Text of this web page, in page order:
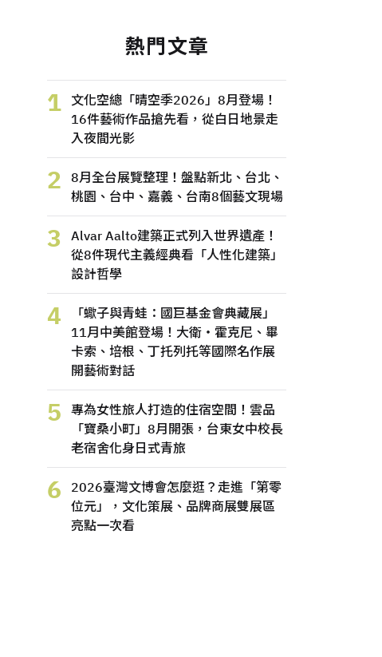
熱門文章
1
文化空總「晴空季2026」8月登場！
16件藝術作品搶先看，從白日地景走
入夜間光影
2
8月全台展覽整理！盤點新北、台北、
桃園、台中、嘉義、台南8個藝文現場
3
Alvar Aalto建築正式列入世界遺產！
從8件現代主義經典看「人性化建築」
設計哲學
4
「蠍子與青蛙：國巨基金會典藏展」
11月中美館登場！大衛・霍克尼、畢
卡索、培根、丁托列托等國際名作展
開藝術對話
5
專為女性旅人打造的住宿空間！雲品
「寶桑小町」8月開張，台東女中校長
老宿舍化身日式青旅
6
2026臺灣文博會怎麼逛？走進「第零
位元」，文化策展、品牌商展雙展區
亮點一次看